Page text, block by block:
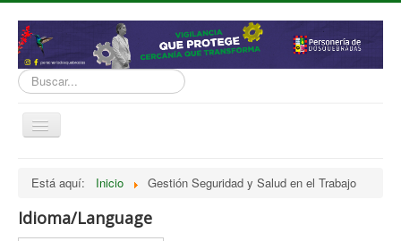
Buscar...
Cambiar
Está aquí: Inicio Gestión Seguridad y Salud en el Trabajo
Idioma/Language